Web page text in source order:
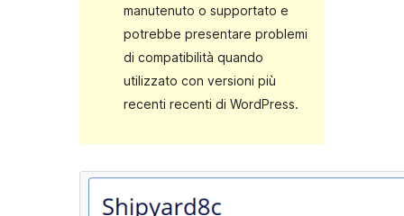
manutenuto o supportato e
potrebbe presentare problemi
di compatibilità quando
utilizzato con versioni più
recenti recenti di WordPress.